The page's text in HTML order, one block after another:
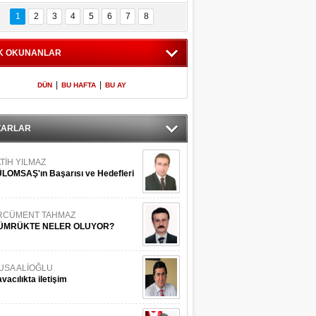
İstanbul
Adaları
600 milletvekilinin
listesi
1 2 3 4 5 6 7 8
OKUNANLAR
DÜN BU HAFTA BU AY
YILMAZ
Başarısı ve Hedefleri
TAHMAZ
NELER OLUYOR?
ALİOĞLU
iletişim